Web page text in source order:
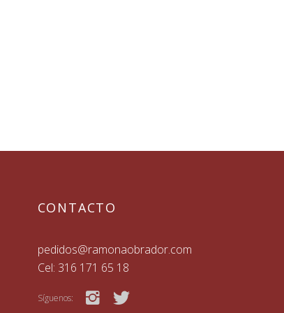
CONTACTO
pedidos@ramonaobrador.com
Cel: 316 171 65 18
Síguenos: